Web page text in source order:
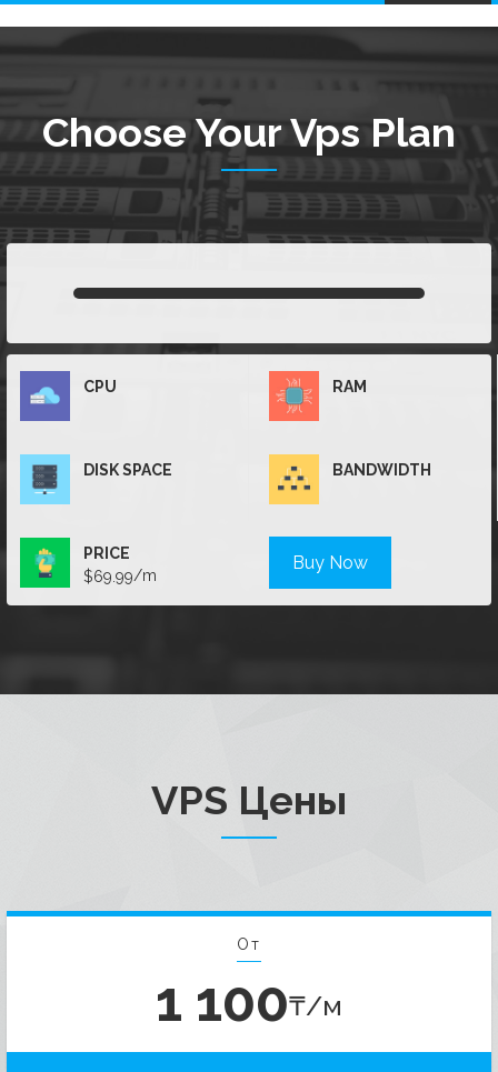
Choose Your Vps Plan
CPU RAM
DISK SPACE BANDWIDTH
PRICE
$69.99/m
Buy Now
VPS Цены
От
1 100₸/м